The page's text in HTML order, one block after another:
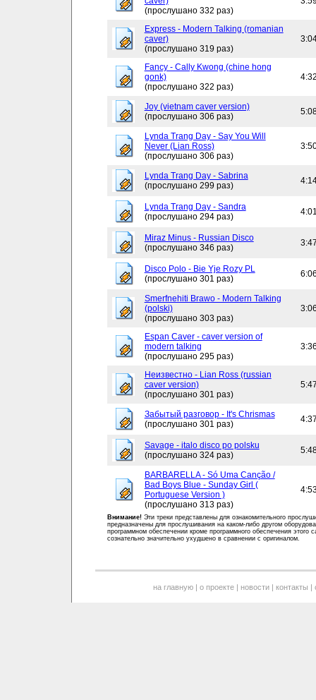
(прослушано 332 раз)
Express - Modern Talking (romanian
caver)
(прослушано 319 раз)
Fancy - Cally Kwong (chine hong
gonk)
(прослушано 322 раз)
Joy (vietnam caver version)
(прослушано 306 раз)
Lynda Trang Day - Say You Will
Never (Lian Ross)
(прослушано 306 раз)
Lynda Trang Day - Sabrina
(прослушано 299 раз)
Lynda Trang Day - Sandra
(прослушано 294 раз)
Miraz Minus - Russian Disco
(прослушано 346 раз)
Disco Polo - Bie Yje Rozy PL
(прослушано 301 раз)
Smerfnehiti Brawo - Modern Talking
(polski)
(прослушано 303 раз)
Espan Caver - caver version of
modern talking
(прослушано 295 раз)
Неизвестно - Lian Ross (russian
caver version)
(прослушано 301 раз)
Забытый разговор - It's Chrismas
(прослушано 301 раз)
Savage - italo disco po polsku
(прослушано 324 раз)
BARBARELLA - Só Uma Canção /
Bad Boys Blue - Sunday Girl (
Portuguese Version )
(прослушано 313 раз)
Внимание! Эти треки представлены для ознакомительного
предназначены для прослушивания на каком-либо другом
программном обеспечении кроме программного обеспечения этого
сознательно значительно ухудшено в сравнении с оригиналом.
на главную| о проекте| новости| контакты |